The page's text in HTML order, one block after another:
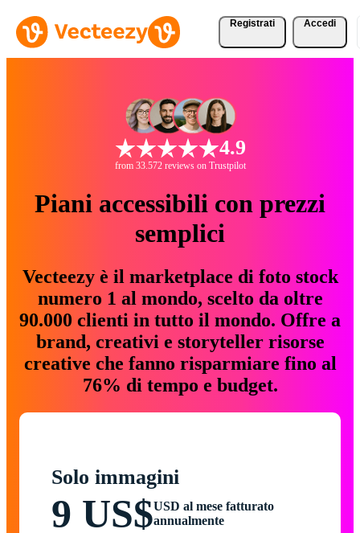
Registrati Accedi
4.9
from 33.572 reviews on Trustpilot
Piani accessibili con prezzi
semplici
Vecteezy è il marketplace di foto stock
numero 1 al mondo, scelto da oltre
90.000 clienti in tutto il mondo. Offre a
brand, creativi e storyteller risorse
creative che fanno risparmiare fino al
76% di tempo e budget.
Solo immagini
9 US$USD al mese fatturato
annualmente